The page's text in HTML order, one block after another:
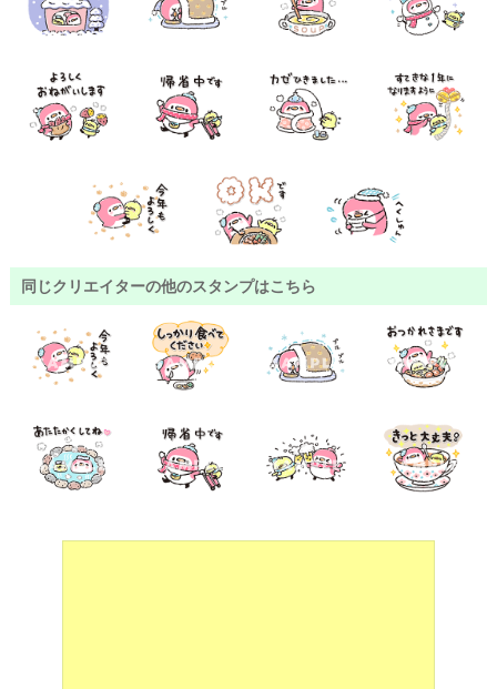
同じクリエイターの他のスタンプはこちら